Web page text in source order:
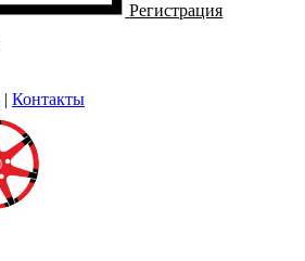
Регистрация
| Контакты